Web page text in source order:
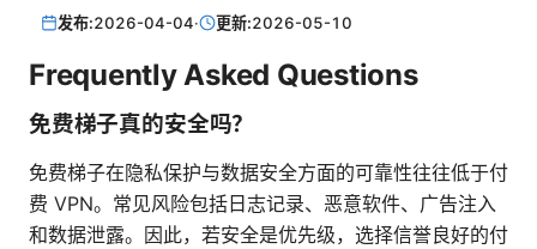
发布:2026-04-04· 更新:2026-05-10
Frequently Asked Questions
免费梯子真的安全吗？
免费梯子在隐私保护与数据安全方面的可靠性往往低于付
费 VPN。常见风险包括日志记录、恶意软件、广告注入
和数据泄露。因此，若安全是优先级，选择信誉良好的付